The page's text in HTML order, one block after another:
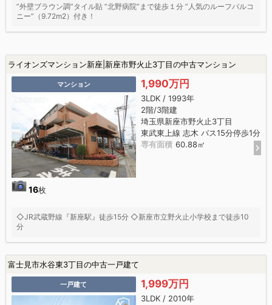
”外壁ブラウン調”タイル貼 ”北野病院”まで徒歩１分 ”人気のルーフバルコ
ニー”（9.72m2）付き！
ライオンズマンション新座|新座市野火止3丁目の中古マンション
マンション
16枚
1,990万円
3LDK / 1993年
2階/3階建
埼玉県新座市野火止3丁目
東武東上線 志木 バス15分停歩1分
専有面積 60.88㎡
◇JR武蔵野線『新座駅』徒歩15分 ◇新座市立野火止小学校まで徒歩10
分
富士見市水谷東3丁目の中古一戸建て
一戸建て 1,999万円
3LDK / 2010年